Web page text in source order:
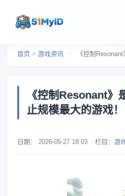
首页 > 游戏资讯 > 《控制Resonant》是
《控制Resonant》
止规模最大的游戏！
日期： 2026-05-27 18:03 栏目： 游